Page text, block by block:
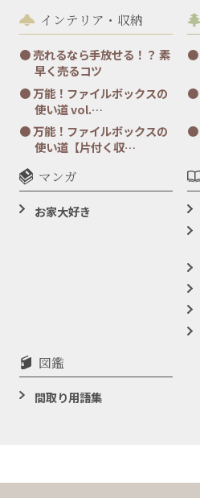
インテリア・収納
売れるなら手放せる！？ 素
早く売るコツ
万能！ファイルボックスの
使い道 vol.…
万能！ファイルボックスの
使い道【片付く収…
マンガ
お家大好き
図鑑
間取り用語集